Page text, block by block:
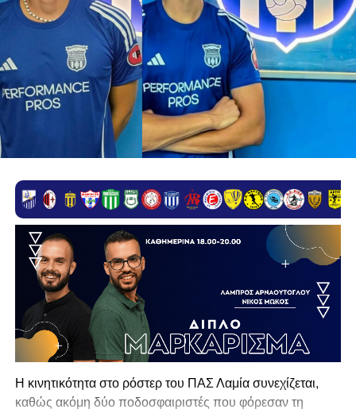
Η κινητικότητα στο ρόστερ του ΠΑΣ Λαμία συνεχίζεται,
καθώς ακόμη δύο ποδοσφαιριστές που φόρεσαν τη